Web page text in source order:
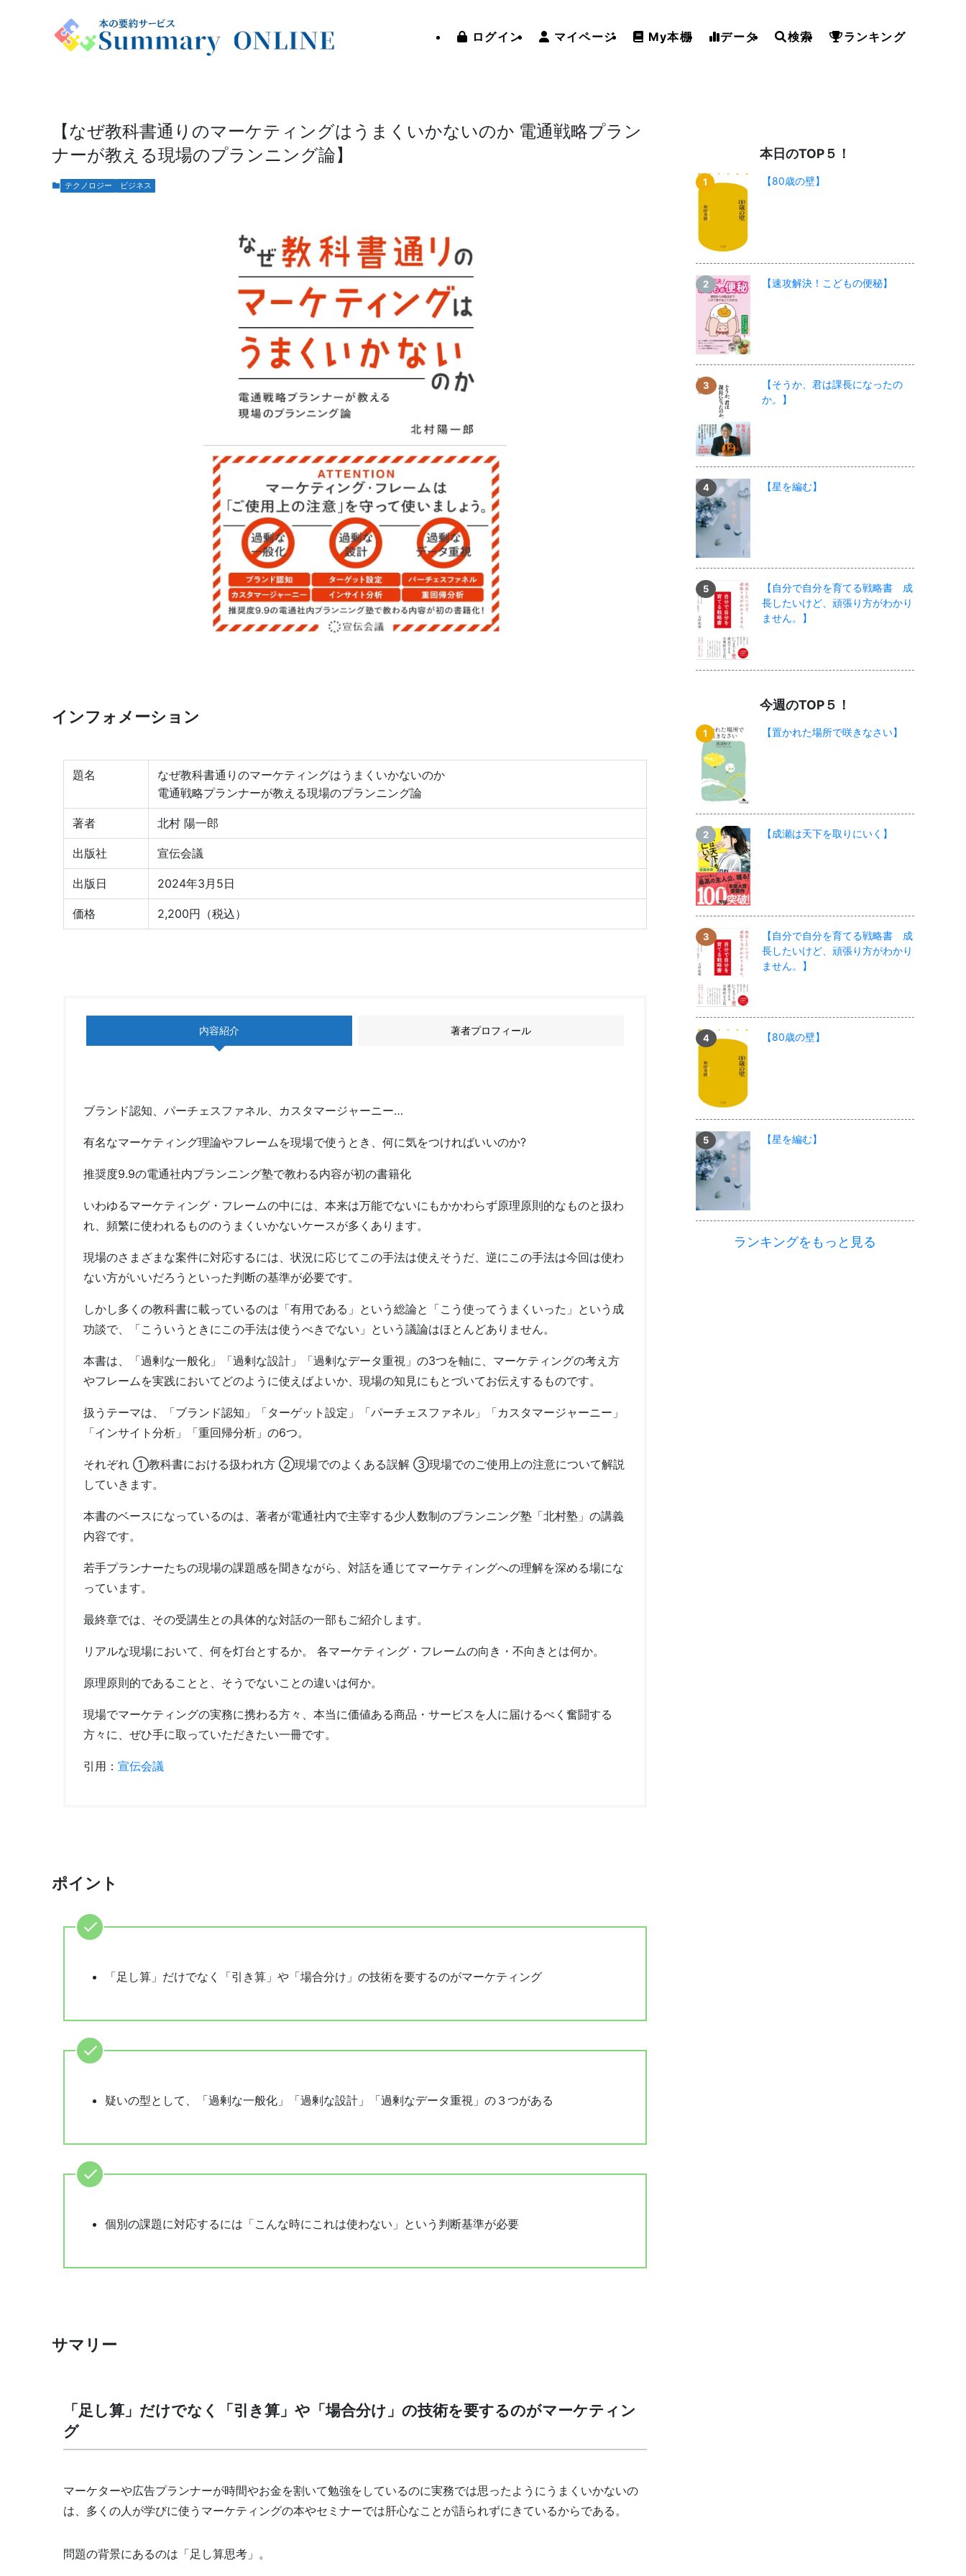
ログイン マイページ My本棚 データ 検索 ランキング
【なぜ教科書通りのマーケティングはうまくいかないのか 電通戦略プラン
ナーが教える現場のプランニング論】
テクノロジー ビジネス
インフォメーション
題名
なぜ教科書通りのマーケティングはうまくいかないのか
電通戦略プランナーが教える現場のプランニング論
著者 北村 陽一郎
出版社 宣伝会議
出版日 2024年3月5日
価格 2,200円（税込）
内容紹介 著者プロフィール
ブランド認知、パーチェスファネル、カスタマージャーニー…
有名なマーケティング理論やフレームを現場で使うとき、何に気をつければいいのか?
推奨度9.9の電通社内プランニング塾で教わる内容が初の書籍化
いわゆるマーケティング・フレームの中には、本来は万能でないにもかかわらず原理原則的なものと扱わ
れ、頻繁に使われるもののうまくいかないケースが多くあります。
現場のさまざまな案件に対応するには、状況に応じてこの手法は使えそうだ、逆にこの手法は今回は使わ
ない方がいいだろうといった判断の基準が必要です。
しかし多くの教科書に載っているのは「有用である」という総論と「こう使ってうまくいった」という成
功談で、「こういうときにこの手法は使うべきでない」という議論はほとんどありません。
本書は、「過剰な一般化」「過剰な設計」「過剰なデータ重視」の3つを軸に、マーケティングの考え方
やフレームを実践においてどのように使えばよいか、現場の知見にもとづいてお伝えするものです。
扱うテーマは、「ブランド認知」「ターゲット設定」「パーチェスファネル」「カスタマージャーニー」
「インサイト分析」「重回帰分析」の6つ。
それぞれ ①教科書における扱われ方 ②現場でのよくある誤解 ③現場でのご使用上の注意について解説
していきます。
本書のベースになっているのは、著者が電通社内で主宰する少人数制のプランニング塾「北村塾」の講義
内容です。
若手プランナーたちの現場の課題感を聞きながら、対話を通じてマーケティングへの理解を深める場にな
っています。
最終章では、その受講生との具体的な対話の一部もご紹介します。
リアルな現場において、何を灯台とするか。 各マーケティング・フレームの向き・不向きとは何か。
原理原則的であることと、そうでないことの違いは何か。
現場でマーケティングの実務に携わる方々、本当に価値ある商品・サービスを人に届けるべく奮闘する
方々に、ぜひ手に取っていただきたい一冊です。
引用： 宣伝会議
ポイント
「足し算」だけでなく「引き算」や「場合分け」の技術を要するのがマーケティング
疑いの型として、「過剰な一般化」「過剰な設計」「過剰なデータ重視」の３つがある
個別の課題に対応するには「こんな時にこれは使わない」という判断基準が必要
サマリー
「足し算」だけでなく「引き算」や「場合分け」の技術を要するのがマーケティン
グ
マーケターや広告プランナーが時間やお金を割いて勉強をしているのに実務では思ったようにうまくいかないの
は、多くの人が学びに使うマーケティングの本やセミナーでは肝心なことが語られずにきているからである。
問題の背景にあるのは「足し算思考」。
本日のTOP５！
【80歳の壁】
【速攻解決！こどもの便秘】
【そうか、君は課長になったの
か。】
【星を編む】
【自分で自分を育てる戦略書 成
長したいけど、頑張り方がわかり
ません。】
今週のTOP５！
【置かれた場所で咲きなさい】
【成瀬は天下を取りにいく】
【自分で自分を育てる戦略書 成
長したいけど、頑張り方がわかり
ません。】
【80歳の壁】
【星を編む】
ランキングをもっと見る